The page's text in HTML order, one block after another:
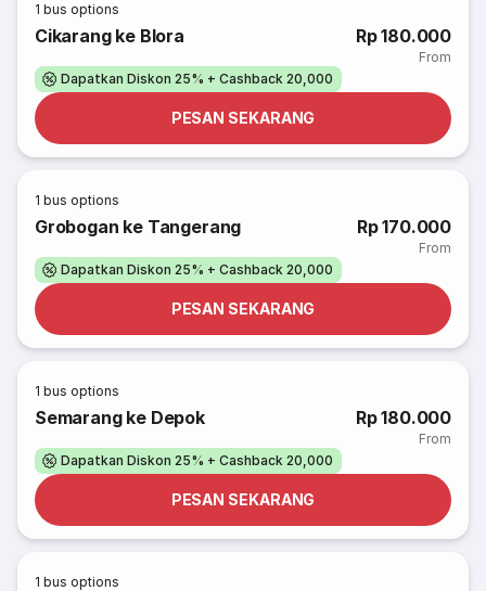
1 bus options
Cikarang ke Blora Rp 180.000
From
Dapatkan Diskon 25% + Cashback 20,000
PESAN SEKARANG
1 bus options
Grobogan ke Tangerang Rp 170.000
From
Dapatkan Diskon 25% + Cashback 20,000
PESAN SEKARANG
1 bus options
Semarang ke Depok Rp 180.000
From
Dapatkan Diskon 25% + Cashback 20,000
PESAN SEKARANG
1 bus options